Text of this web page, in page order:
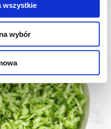
wszystkie
wybór
4954 kcal